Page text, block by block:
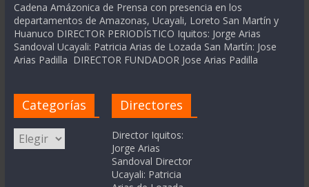
Cadena Amázonica de Prensa con presencia en los
departamentos de Amazonas, Ucayali, Loreto San Martín y
Huanuco DIRECTOR PERIODÍSTICO Iquitos: Jorge Arias
Sandoval Ucayali: Patricia Arias de Lozada San Martín: Jose
Arias Padilla DIRECTOR FUNDADOR Jose Arias Padilla
Categorías
Categorías
Directores
Director Iquitos:
Jorge Arias
Sandoval Director
Ucayali: Patricia